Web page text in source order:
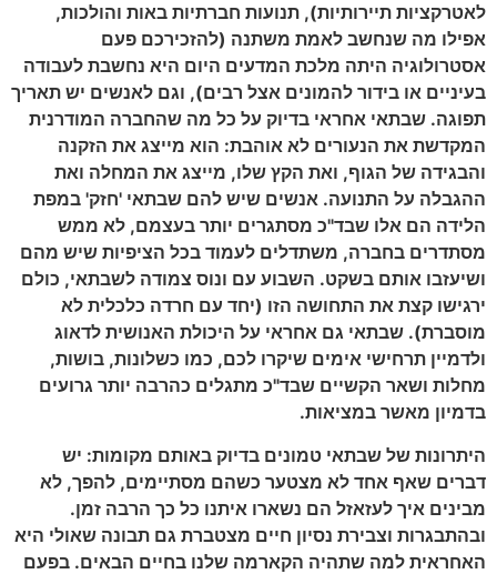
לאטרקציות תיירותיות), תנועות חברתיות באות והולכות,
אפילו מה שנחשב לאמת משתנה (להזכירכם פעם
אסטרולוגיה היתה מלכת המדעים היום היא נחשבת לעבודה
בעיניים או בידור להמונים אצל רבים), וגם לאנשים יש תאריך
תפוגה. שבתאי אחראי בדיוק על כל מה שהחברה המודרנית
המקדשת את הנעורים לא אוהבת: הוא מייצג את הזקנה
והבגידה של הגוף, ואת הקץ שלו, מייצג את המחלה ואת
ההגבלה על התנועה. אנשים שיש להם שבתאי 'חזק' במפת
הלידה הם אלו שבד"כ מסתגרים יותר בעצמם, לא ממש
מסתדרים בחברה, משתדלים לעמוד בכל הציפיות שיש מהם
ושיעזבו אותם בשקט. השבוע עם ונוס צמודה לשבתאי, כולם
ירגישו קצת את התחושה הזו (יחד עם חרדה כלכלית לא
מוסברת). שבתאי גם אחראי על היכולת האנושית לדאוג
ולדמיין תרחישי אימים שיקרו לכם, כמו כשלונות, בושות,
מחלות ושאר הקשיים שבד"כ מתגלים כהרבה יותר גרועים
בדמיון מאשר במציאות.
היתרונות של שבתאי טמונים בדיוק באותם מקומות: יש
דברים שאף אחד לא מצטער כשהם מסתיימים, להפך, לא
מבינים איך לעזאזל הם נשארו איתנו כל כך הרבה זמן.
ובהתבגרות וצבירת נסיון חיים מצטברת גם תבונה שאולי היא
האחראית למה שתהיה הקארמה שלנו בחיים הבאים. בפעם